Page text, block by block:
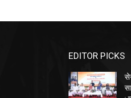
EDITOR PICKS